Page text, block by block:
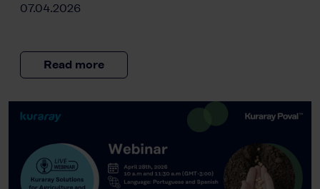
07.04.2026
Read more